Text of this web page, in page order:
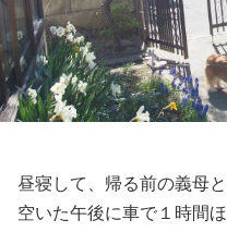
昼寝して、帰る前の義母と
空いた午後に車で１時間